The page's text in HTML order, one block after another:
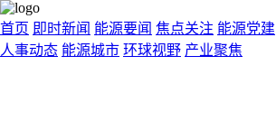
首页 即时新闻 能源要闻 焦点关注 能源党建
人事动态 能源城市 环球视野 产业聚焦